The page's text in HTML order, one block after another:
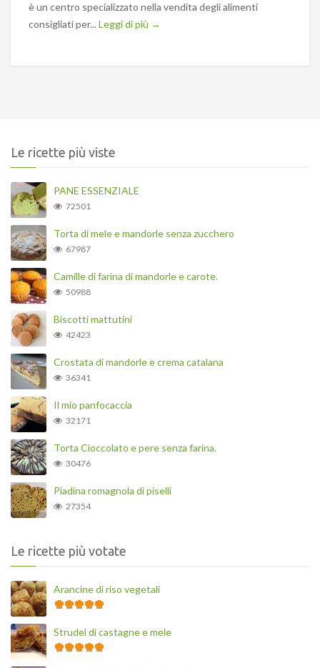
è un centro specializzato nella vendita degli alimenti
consigliati per... Leggi di più →
Le ricette più viste
PANE ESSENZIALE
72501
Torta di mele e mandorle senza zucchero
67987
Camille di farina di mandorle e carote.
50988
Biscotti mattutini
42423
Crostata di mandorle e crema catalana
36341
Il mio panfocaccia
32171
Torta Cioccolato e pere senza farina.
30476
Piadina romagnola di piselli
27354
Le ricette più votate
Arancine di riso vegetali
Strudel di castagne e mele